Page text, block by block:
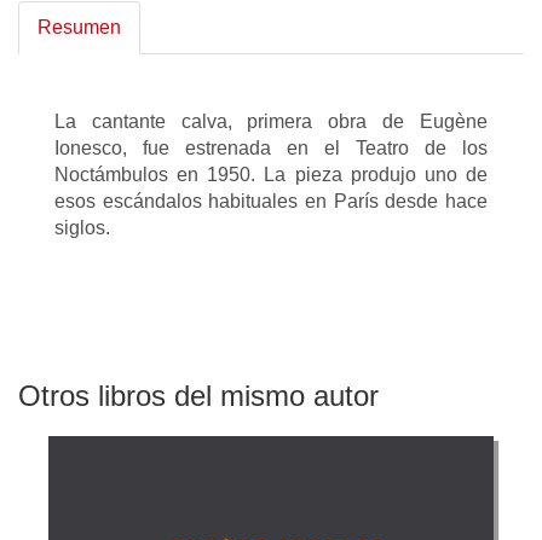
Resumen
La cantante calva, primera obra de Eugène
Ionesco, fue estrenada en el Teatro de los
Noctámbulos en 1950. La pieza produjo uno de
esos escándalos habituales en París desde hace
siglos.
Otros libros del mismo autor